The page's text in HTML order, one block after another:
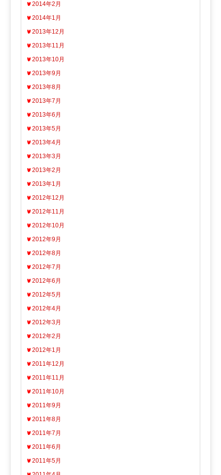
2014年2月
2014年1月
2013年12月
2013年11月
2013年10月
2013年9月
2013年8月
2013年7月
2013年6月
2013年5月
2013年4月
2013年3月
2013年2月
2013年1月
2012年12月
2012年11月
2012年10月
2012年9月
2012年8月
2012年7月
2012年6月
2012年5月
2012年4月
2012年3月
2012年2月
2012年1月
2011年12月
2011年11月
2011年10月
2011年9月
2011年8月
2011年7月
2011年6月
2011年5月